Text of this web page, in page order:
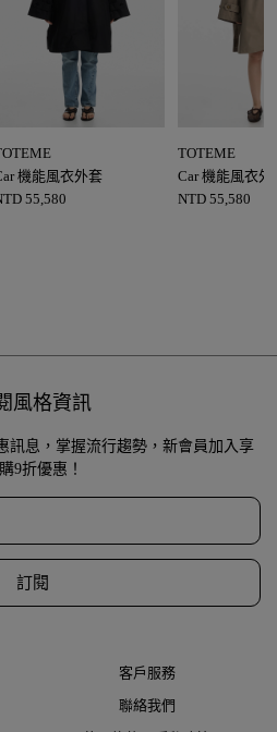
機能風衣外套
55,580
TOTEME
Car 機能風衣外
NTD 55,580
風格資訊
訊息，掌握流行趨勢，新會員加入享
9折優惠！
訂閱
客戶服務
聯絡我們